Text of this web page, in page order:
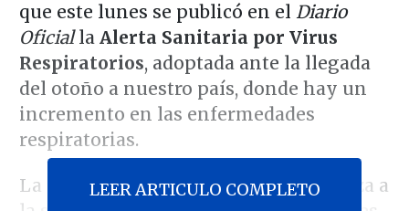
que este lunes se publicó en el Diario
Oficialla Alerta Sanitaria por Virus
Respiratorios, adoptada ante la llegada
del otoño a nuestro país, donde hay un
incremento en las enfermedades
respiratorias.
La medida busca "abordar esta amenaza a
LEER ARTICULO COMPLETO